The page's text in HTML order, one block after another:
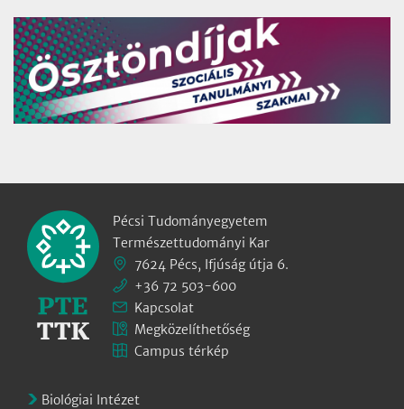
Pécsi Tudományegyetem
Természettudományi Kar
7624 Pécs, Ifjúság útja 6.
+36 72 503-600
Kapcsolat
Megközelíthetőség
Campus térkép
Biológiai Intézet